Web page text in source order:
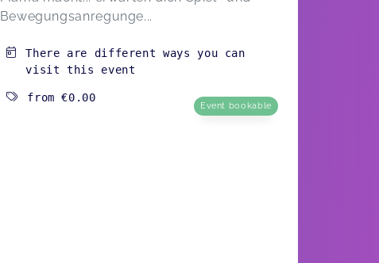
Bewegungsanregunge...
There are different ways you can
visit this event
from€0.00
Event bookable